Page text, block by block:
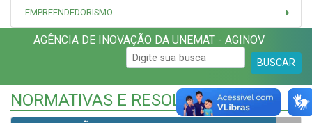
EMPREENDEDORISMO
AGÊNCIA DE INOVAÇÃO DA UNEMAT - AGINOV
BUSCAR
NORMATIVAS E RESOLUÇÕES